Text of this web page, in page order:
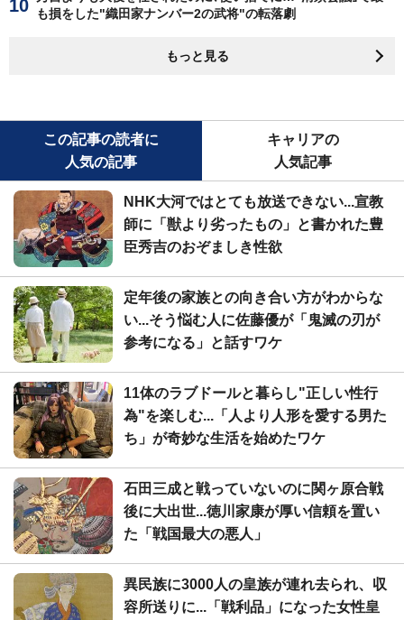
も損をした"織田家ナンバー2の武将"の転落劇
もっと見る
この記事の読者に
人気の記事
キャリアの
人気記事
NHK大河ではとても放送できない...宣教
師に「獣より劣ったもの」と書かれた豊
臣秀吉のおぞましき性欲
定年後の家族との向き合い方がわからな
い...そう悩む人に佐藤優が「鬼滅の刃が
参考になる」と話すワケ
11体のラブドールと暮らし"正しい性行
為"を楽しむ...「人より人形を愛する男た
ち」が奇妙な生活を始めたワケ
石田三成と戦っていないのに関ヶ原合戦
後に大出世...徳川家康が厚い信頼を置い
た「戦国最大の悪人」
異民族に3000人の皇族が連れ去られ、収
容所送りに...「戦利品」になった女性皇